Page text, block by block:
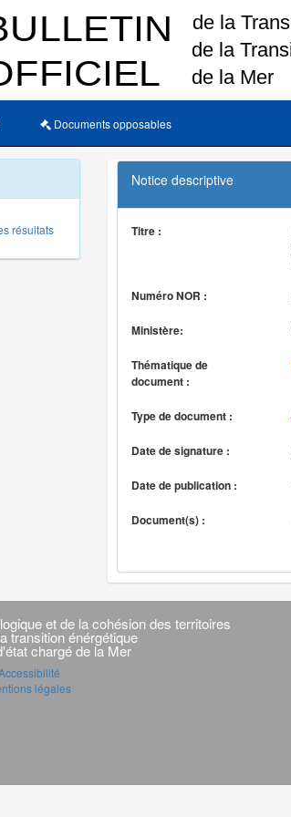
Documents opposables
résultats
Notice descriptive
Titre :
Numéro NOR :
Ministère:
Thématique de
document :
Type de document :
Date de signature :
Date de publication :
Document(s) :
et de la cohésion des territoires
transition énérgétique
chargé de la Mer
légales